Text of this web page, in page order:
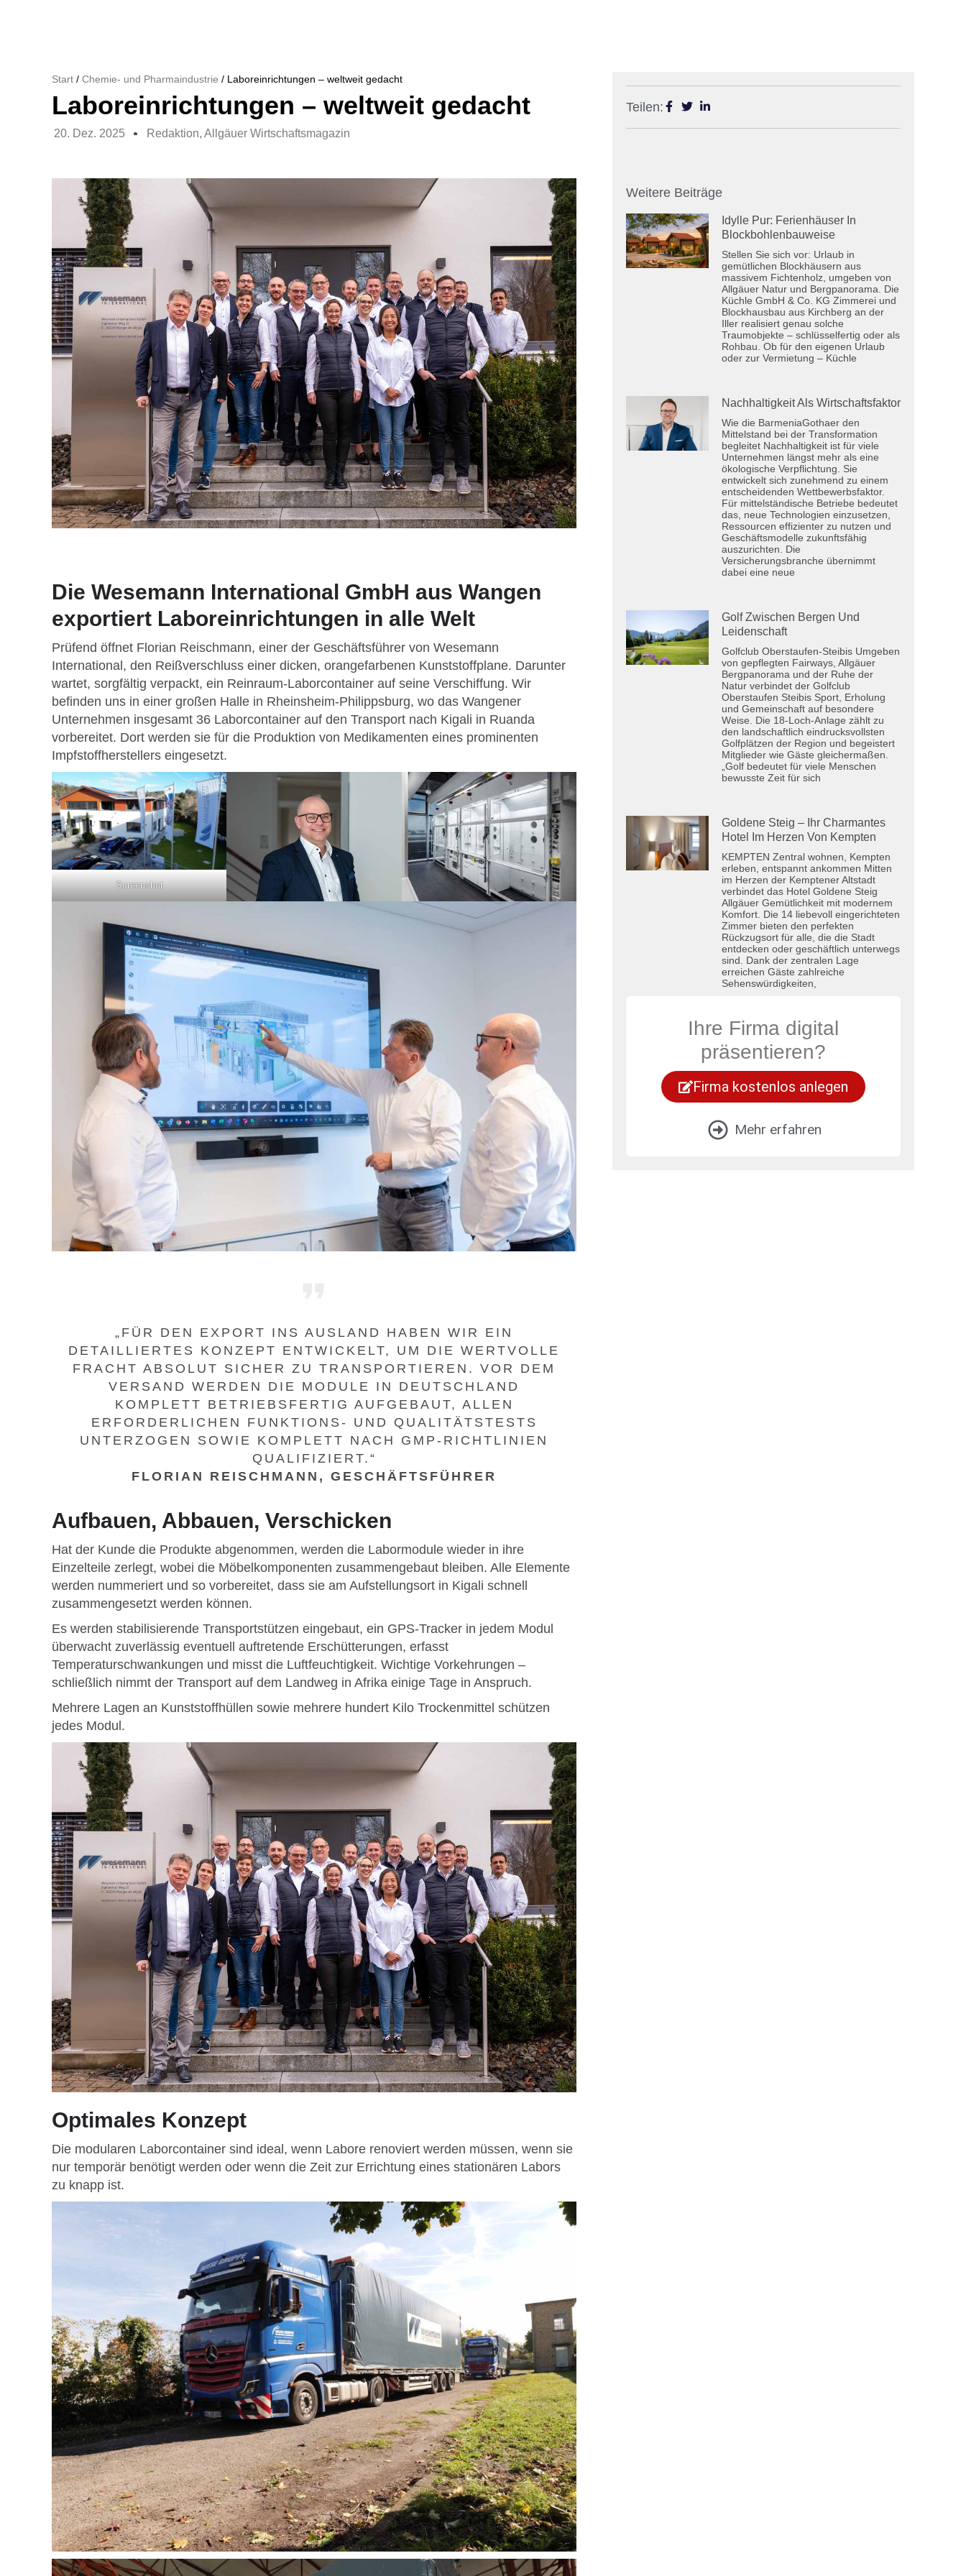
Start / Chemie- und Pharmaindustrie / Laboreinrichtungen – weltweit gedacht
Laboreinrichtungen – weltweit gedacht
20. Dez. 2025 Redaktion, Allgäuer Wirtschaftsmagazin
Die Wesemann International GmbH aus Wangen
exportiert Laboreinrichtungen in alle Welt
Prüfend öffnet Florian Reischmann, einer der Geschäftsführer von Wesemann
International, den Reißverschluss einer dicken, orangefarbenen Kunststoffplane. Darunter
wartet, sorgfältig verpackt, ein Reinraum-Laborcontainer auf seine Verschiffung. Wir
befinden uns in einer großen Halle in Rheinsheim-Philippsburg, wo das Wangener
Unternehmen insgesamt 36 Laborcontainer auf den Transport nach Kigali in Ruanda
vorbereitet. Dort werden sie für die Produktion von Medikamenten eines prominenten
Impfstoffherstellers eingesetzt.
Screenshot
„FÜR DEN EXPORT INS AUSLAND HABEN WIR EIN
DETAILLIERTES KONZEPT ENTWICKELT, UM DIE WERTVOLLE
FRACHT ABSOLUT SICHER ZU TRANSPORTIEREN. VOR DEM
VERSAND WERDEN DIE MODULE IN DEUTSCHLAND
KOMPLETT BETRIEBSFERTIG AUFGEBAUT, ALLEN
ERFORDERLICHEN FUNKTIONS- UND QUALITÄTSTESTS
UNTERZOGEN SOWIE KOMPLETT NACH GMP-RICHTLINIEN
QUALIFIZIERT.“
FLORIAN REISCHMANN, GESCHÄFTSFÜHRER
Aufbauen, Abbauen, Verschicken
Hat der Kunde die Produkte abgenommen, werden die Labormodule wieder in ihre
Einzelteile zerlegt, wobei die Möbelkomponenten zusammengebaut bleiben. Alle Elemente
werden nummeriert und so vorbereitet, dass sie am Aufstellungsort in Kigali schnell
zusammengesetzt werden können.
Es werden stabilisierende Transportstützen eingebaut, ein GPS-Tracker in jedem Modul
überwacht zuverlässig eventuell auftretende Erschütterungen, erfasst
Temperaturschwankungen und misst die Luftfeuchtigkeit. Wichtige Vorkehrungen –
schließlich nimmt der Transport auf dem Landweg in Afrika einige Tage in Anspruch.
Mehrere Lagen an Kunststoffhüllen sowie mehrere hundert Kilo Trockenmittel schützen
jedes Modul.
Optimales Konzept
Die modularen Laborcontainer sind ideal, wenn Labore renoviert werden müssen, wenn sie
nur temporär benötigt werden oder wenn die Zeit zur Errichtung eines stationären Labors
zu knapp ist.
Teilen:
Weitere Beiträge
Idylle Pur: Ferienhäuser In
Blockbohlenbauweise
Stellen Sie sich vor: Urlaub in
gemütlichen Blockhäusern aus
massivem Fichtenholz, umgeben von
Allgäuer Natur und Bergpanorama. Die
Küchle GmbH & Co. KG Zimmerei und
Blockhausbau aus Kirchberg an der
Iller realisiert genau solche
Traumobjekte – schlüsselfertig oder als
Rohbau. Ob für den eigenen Urlaub
oder zur Vermietung – Küchle
Nachhaltigkeit Als Wirtschaftsfaktor
Wie die BarmeniaGothaer den
Mittelstand bei der Transformation
begleitet Nachhaltigkeit ist für viele
Unternehmen längst mehr als eine
ökologische Verpflichtung. Sie
entwickelt sich zunehmend zu einem
entscheidenden Wettbewerbsfaktor.
Für mittelständische Betriebe bedeutet
das, neue Technologien einzusetzen,
Ressourcen effizienter zu nutzen und
Geschäftsmodelle zukunftsfähig
auszurichten. Die
Versicherungsbranche übernimmt
dabei eine neue
Golf Zwischen Bergen Und
Leidenschaft
Golfclub Oberstaufen-Steibis Umgeben
von gepflegten Fairways, Allgäuer
Bergpanorama und der Ruhe der
Natur verbindet der Golfclub
Oberstaufen Steibis Sport, Erholung
und Gemeinschaft auf besondere
Weise. Die 18-Loch-Anlage zählt zu
den landschaftlich eindrucksvollsten
Golfplätzen der Region und begeistert
Mitglieder wie Gäste gleichermaßen.
„Golf bedeutet für viele Menschen
bewusste Zeit für sich
Goldene Steig – Ihr Charmantes
Hotel Im Herzen Von Kempten
KEMPTEN Zentral wohnen, Kempten
erleben, entspannt ankommen Mitten
im Herzen der Kemptener Altstadt
verbindet das Hotel Goldene Steig
Allgäuer Gemütlichkeit mit modernem
Komfort. Die 14 liebevoll eingerichteten
Zimmer bieten den perfekten
Rückzugsort für alle, die die Stadt
entdecken oder geschäftlich unterwegs
sind. Dank der zentralen Lage
erreichen Gäste zahlreiche
Sehenswürdigkeiten,
Ihre Firma digital
präsentieren?
Firma kostenlos anlegen
Mehr erfahren